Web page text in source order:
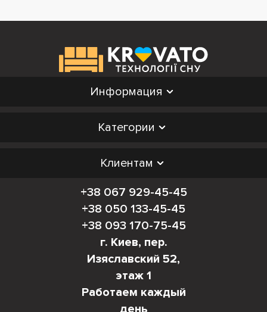
идеальным для неожиданных гостей или
ежедневного использования в небольших
Компактность и функциональность. Кресло-кровать
минимум места в сложенном виде.
Удобство раскладывания. Современные модели
оснащены механизмами трансформации, такими как
система "книжка" или "еврокнижка", что позволяет
легко и быстро превратить кресло в кровать.
Разнообразие дизайнов и материалов. Кресла-
кровати доступны в разных стилях — от
Информация
Категории
Клиентам
+38 067 929-45-45
+38 050 133-45-45
+38 093 170-75-45
г. Киев, пер.
Изяславский 52,
этаж 1
Работаем каждый
день